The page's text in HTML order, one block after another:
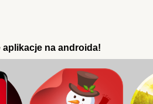
aplikacje na androida!